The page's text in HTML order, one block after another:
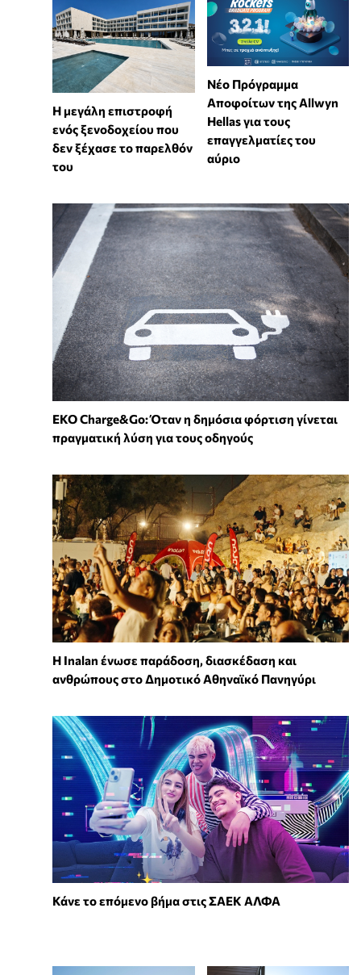
Η μεγάλη επιστροφή
ενός ξενοδοχείου που
δεν ξέχασε το παρελθόν
του
Νέο Πρόγραμμα
Αποφοίτων της Allwyn
Hellas για τους
επαγγελματίες του
αύριο
EKO Charge&Go: Όταν η δημόσια φόρτιση γίνεται
πραγματική λύση για τους οδηγούς
Η Inalan ένωσε παράδοση, διασκέδαση και
ανθρώπους στο Δημοτικό Αθηναϊκό Πανηγύρι
Κάνε το επόμενο βήμα στις ΣΑΕΚ ΑΛΦΑ